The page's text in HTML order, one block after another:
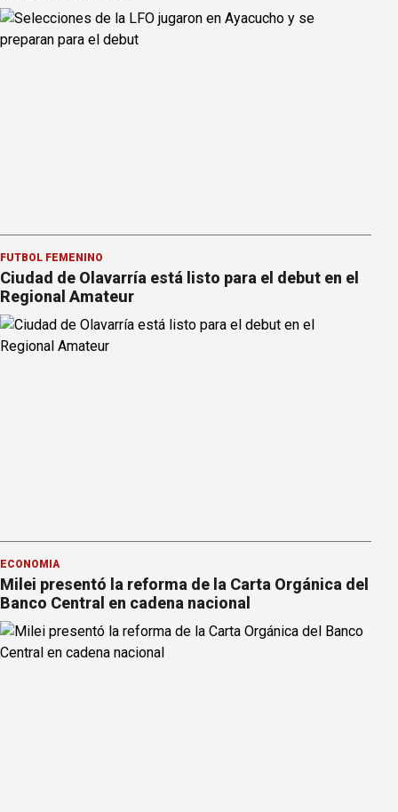
FÚTBOL FEMENINO
Ciudad de Olavarría está listo para el debut en el
Regional Amateur
ECONOMÍA
Milei presentó la reforma de la Carta Orgánica del
Banco Central en cadena nacional